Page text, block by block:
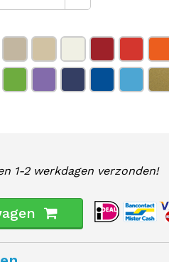
1-2 werkdagen verzonden!